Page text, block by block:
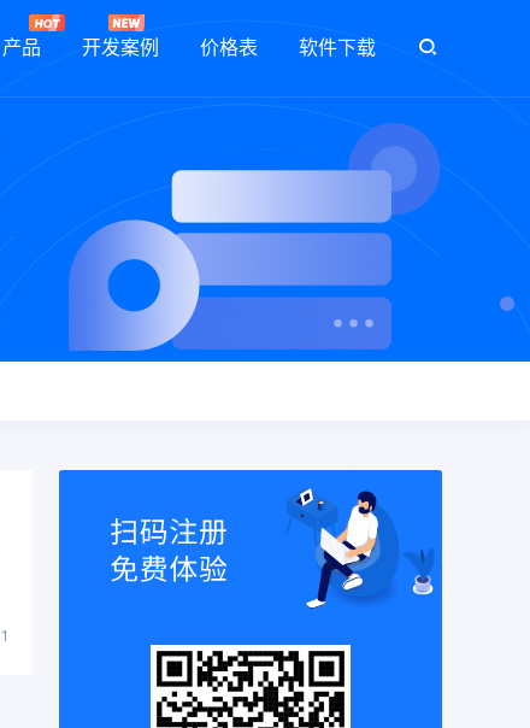
产品 开发案例 价格表 软件下载